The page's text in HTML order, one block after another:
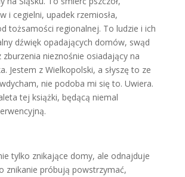
i cegielni, upadek rzemiosła,
tożsamości regionalnej. To ludzie i ich
dźwięk opadających domów, swąd
nieznośnie osiadający na
Jestem z Wielkopolski, a słyszę to ze
nie podoba mi się to. Uwiera.
tej książki, będącą niemal
tylko znikające domy, ale odnajduje
znikanie próbują powstrzymać,